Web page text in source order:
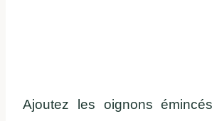
Ajoutez les oignons